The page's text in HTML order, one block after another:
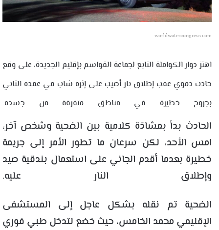
worldwatercongress.com
اهتز دوار الكواملة التابع لجماعة القواسم بإقليم الجديدة، على وقع
حادث دموي عقب إطلاق نار أصيب على إثره شاب في عقده الثاني
بجروح خطيرة في مناطق متفرقة من جسده.
الحادث بدأ بمشادّة كلامية بين الضحية وشخص آخر،
امس الأحد، لكن سرعان ما تطور الأمر إلى جريمة
خطيرة بعدما أقدم الجاني على استعمال بندقية صيد
وإطلاق النار عليه.
الضحية تم نقله بشكل عاجل إلى المستشفى
الإقليمي محمد الخامس، حيث خضع لتدخل طبي فوري